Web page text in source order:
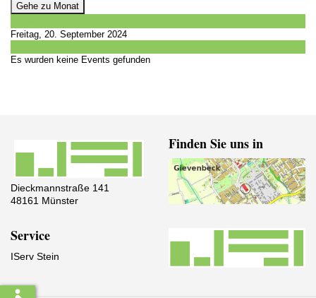
Gehe zu Monat
Freitag, 20. September 2024
Es wurden keine Events gefunden
Dieckmannstraße 141
48161 Münster
Finden Sie uns in
Service
IServ Stein